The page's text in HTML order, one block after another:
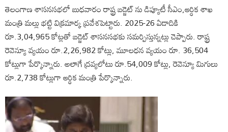
తెలంగాణ శాసనసభలో బుధవారం రాష్ట్ర బడ్జెట్ ను డిప్యూటీ సీఎం,ఆర్ధిక శాఖ
మంత్రి మల్లు భట్టి విక్రమార్క ప్రవేశపెట్టారు. 2025-26 ఏడాదికి
రూ.3,04,965 కోట్లతో బడ్జెట్ శాసనసభకు సమర్పిస్తున్నట్లు చెప్పారు. రాష్ట్ర
రెవెన్యూ వ్యయం రూ.2,26,982 కోట్లు, మూలధన వ్యయం రూ. 36,504
కోట్లుగా పేర్కొన్నారు. అలాగే ద్రవ్యలోటు రూ.54,009 కోట్లు, రెవెన్యూ మిగులు
రూ.2,738 కోట్లుగా ఆర్థిక మంత్రి పేర్కొన్నారు.